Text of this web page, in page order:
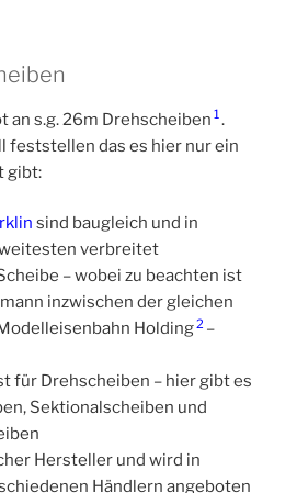
an s.g. 26m Drehscheiben 1.
feststellen das es hier nur ein
gibt:
sind baugleich und in
verbreitet
– wobei zu beachten ist
inzwischen der gleichen
Holding2 –
für Drehscheiben – hier gibt es
Sektionalscheiben und
Hersteller und wird in
Händlern angeboten